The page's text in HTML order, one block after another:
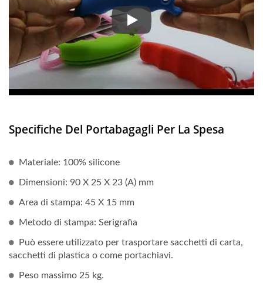
Il manico in silicone per la
Specifiche Del Portabagagli Per La Spesa
Materiale: 100% silicone
Dimensioni: 90 X 25 X 23 (A) mm
Area di stampa: 45 X 15 mm
Metodo di stampa: Serigrafia
Può essere utilizzato per trasportare sacchetti di carta,
sacchetti di plastica o come portachiavi.
Peso massimo 25 kg.